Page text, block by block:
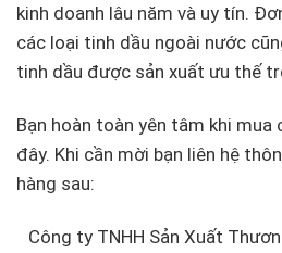
kinh doanh lâu năm và uy tín.
các loại tinh dầu ngoài nước
tinh dầu được sản xuất ưu thế
Bạn hoàn toàn yên tâm khi mua
đây. Khi cần mời bạn liên hệ
hàng sau:
Công ty TNHH Sản Xuất